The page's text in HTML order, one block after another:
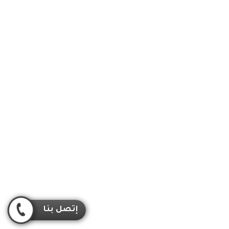
إتصل بنا